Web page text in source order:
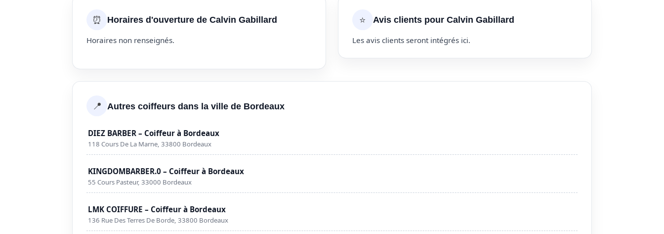
⏰ Horaires d'ouverture de Calvin Gabillard
Horaires non renseignés.
⭐ Avis clients pour Calvin Gabillard
Les avis clients seront intégrés ici.
📍 Autres coiffeurs dans la ville de Bordeaux
DIEZ BARBER – Coiffeur à Bordeaux
118 Cours De La Marne, 33800 Bordeaux
KINGDOMBARBER.0 – Coiffeur à Bordeaux
55 Cours Pasteur, 33000 Bordeaux
LMK COIFFURE – Coiffeur à Bordeaux
136 Rue Des Terres De Borde, 33800 Bordeaux